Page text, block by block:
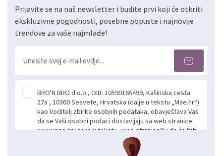
Prijavite se na naš newsletter i budite prvi koji će otkriti
ekskluzivne pogodnosti, posebne popuste i najnovije
trendove za vaše najmlađe!
BRO'N BRO d.o.o., OIB: 10590165499, Kašinska cesta
27a , 10360 Sesvete, Hrvatska (dalje u tekstu „Mae.hr“)
kao Voditelj zbirke osobnih podataka, obavještava Vas
da se Vaši osobni podaci dostavljaju sa web stranice
www.mae.hr (dalje u tekstu „web stranice“) i da će biti
obrađeni. Prihvaćanjem ove Izjave smatra se da
slobodno i izričito dajete privolu za prikupljanje i daljnju